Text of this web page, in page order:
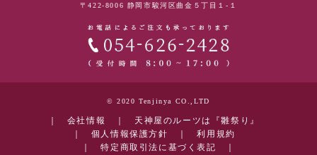
〒422-8006 静岡市駿河区曲金５丁目１-１
© 2020 Tenjinya CO.,LTD
会社情報
天神屋のルーツは『雛祭り』
個人情報保護方針 ｜利用規約
｜特定商取引法に基づく表記